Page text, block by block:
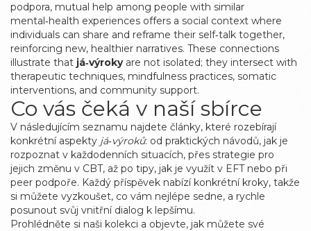
podpora, mutual help among people with similar
mental‑health experiences offers a social context where
individuals can share and reframe their self‑talk together,
reinforcing new, healthier narratives. These connections
illustrate that já‑výrokyare not isolated; they intersect with
therapeutic techniques, mindfulness practices, somatic
interventions, and community support.
Co vás čeká v naší sbírce
V následujícím seznamu najdete články, které rozebírají
konkrétní aspekty já‑výroků: od praktických návodů, jak je
rozpoznat v každodenních situacích, přes strategie pro
jejich změnu v CBT, až po tipy, jak je využít v EFT nebo při
peer podpoře. Každý příspěvek nabízí konkrétní kroky, takže
si můžete vyzkoušet, co vám nejlépe sedne, a rychle
posunout svůj vnitřní dialog k lepšímu.
Prohlédněte si naši kolekci a objevte, jak můžete své